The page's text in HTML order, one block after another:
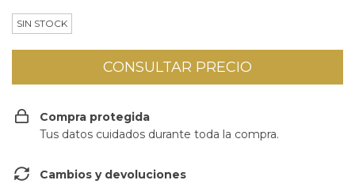
SIN STOCK
Compra protegida
Tus datos cuidados durante toda la compra.
Cambios y devoluciones